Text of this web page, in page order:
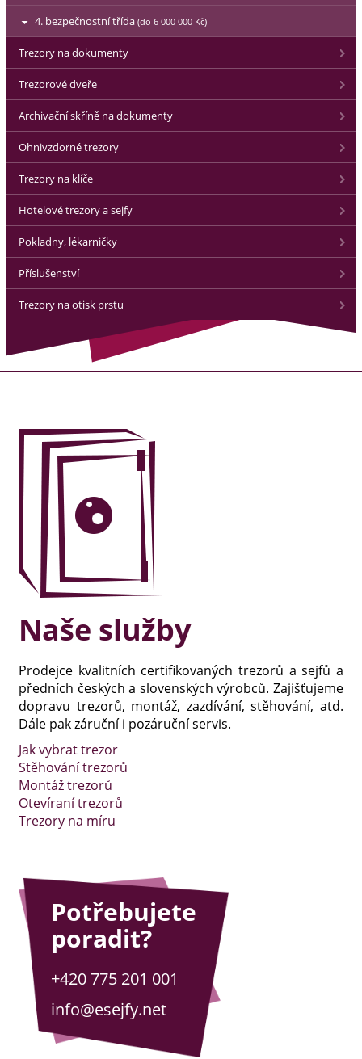
4. bezpečnostní třída (do 6 000 000 Kč)
Trezory na dokumenty
Trezorové dveře
Archivační skříně na dokumenty
Ohnivzdorné trezory
Trezory na klíče
Hotelové trezory a sejfy
Pokladny, lékarničky
Příslušenství
Trezory na otisk prstu
Naše služby
Prodejce kvalitních certifikovaných trezorů a sejfů a
předních českých a slovenských výrobců. Zajišťujeme
dopravu trezorů, montáž, zazdívání, stěhování, atd.
Dále pak záruční i pozáruční servis.
Jak vybrat trezor
Stěhování trezorů
Montáž trezorů
Otevíraní trezorů
Trezory na míru
Potřebujete
poradit?
+420 775 201 001
info@esejfy.net